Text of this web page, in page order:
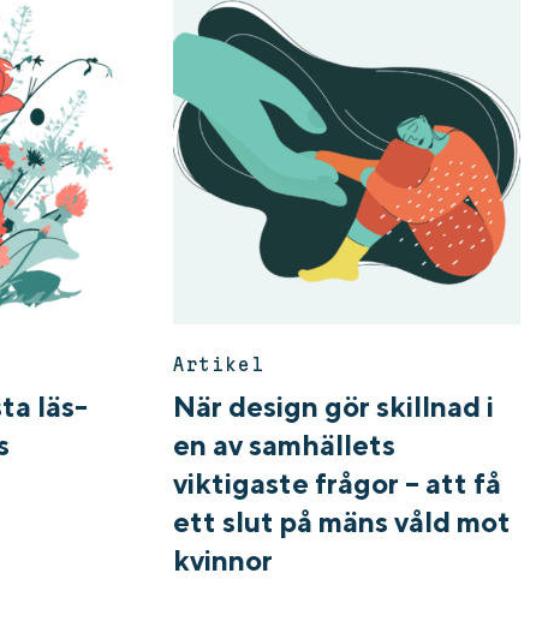
läs-
Artikel
När design gör skillnad i
en av samhällets
viktigaste frågor – att få
ett slut på mäns våld mot
kvinnor